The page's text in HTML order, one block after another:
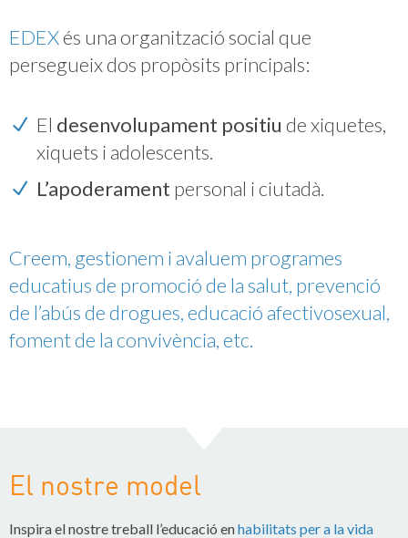
EDEXés una organització social que
persegueix dos propòsits principals:
El desenvolupament positiu de xiquetes,
xiquets i adolescents.
L’apoderament personal i ciutadà.
Creem, gestionem i avaluem programes
educatius de promoció de la salut, prevenció
de l’abús de drogues, educació afectivosexual,
foment de la convivència, etc.
El nostre model
Inspira el nostre treball l’educació enhabilitats per a la vida